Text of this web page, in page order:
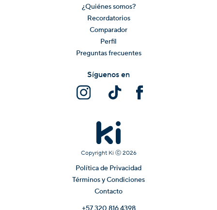
¿Quiénes somos?
Recordatorios
Comparador
Perfil
Preguntas frecuentes
Copyright Ki ⓒ 2026
Política de Privacidad
Términos y Condiciones
Contacto
Síguenos en